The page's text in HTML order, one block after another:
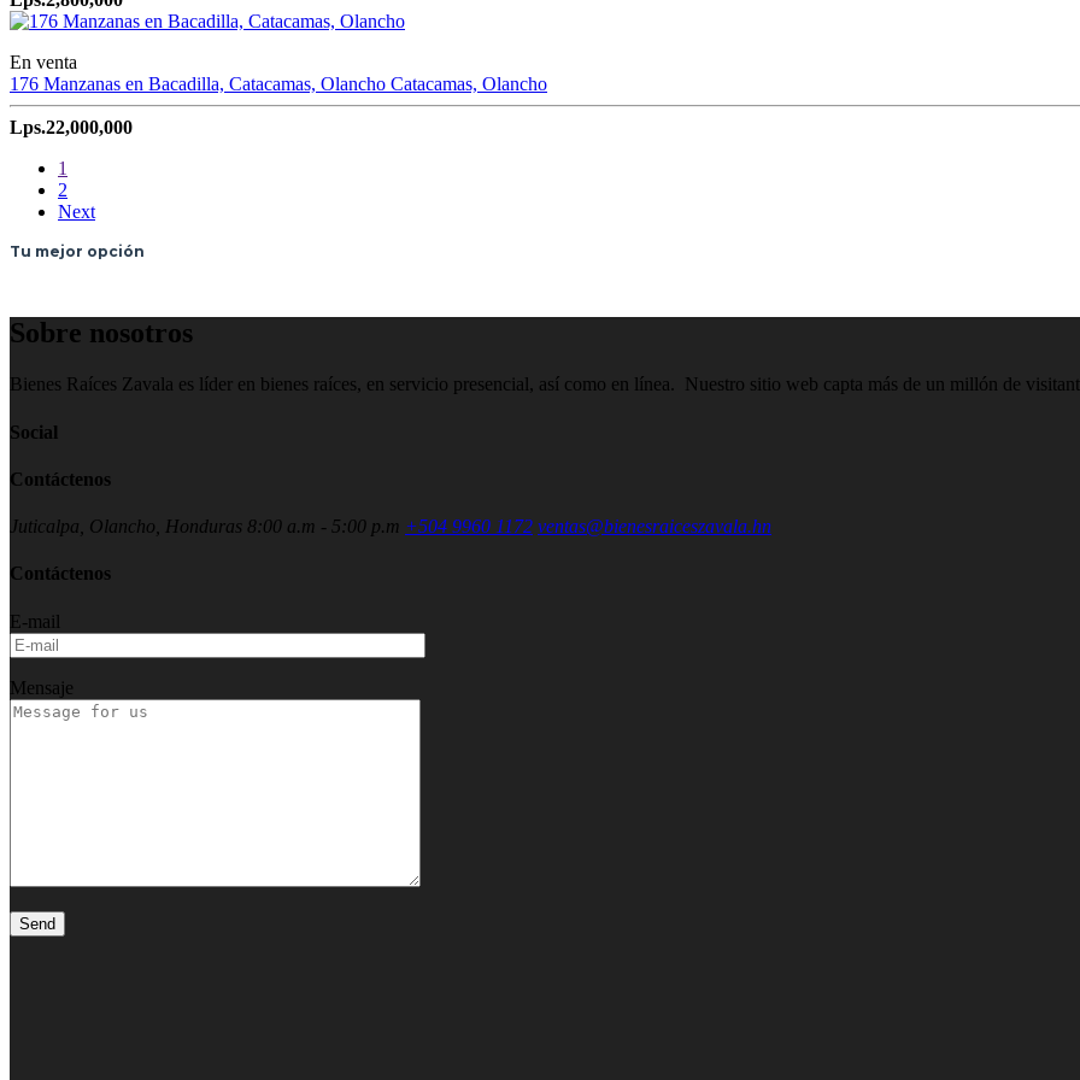
En venta
176 Manzanas en Bacadilla, Catacamas, Olancho Catacamas, Olancho
Lps.22,000,000
1
2
Next
Tu mejor opción
Sobre nosotros
Bienes Raíces Zavala es líder en bienes raíces, en servicio presencial, así como en línea. Nuestro sitio web capta más de un millón de
Social
Contáctenos
Juticalpa, Olancho, Honduras 8:00 a.m - 5:00 p.m +504 9960 1172 ventas@bienesraiceszavala.hn
Contáctenos
E-mail
Mensaje